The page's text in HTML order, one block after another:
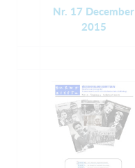
Nr. 17 December
2015